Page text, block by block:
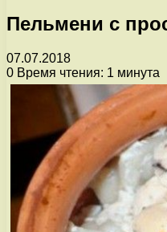
Пельмени с
07.07.2018
0 Время чтения: 1 минута